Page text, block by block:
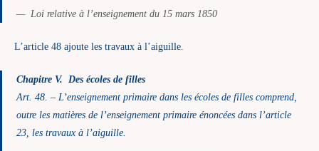
Loi relative à l’enseignement du 15 mars 1850
L’article 48 ajoute les travaux à l’aiguille.
Chapitre V. Des écoles de filles
Art. 48. – L’enseignement primaire dans les écoles de filles comprend,
outre les matières de l’enseignement primaire énoncées dans l’article
23, les travaux à l’aiguille.